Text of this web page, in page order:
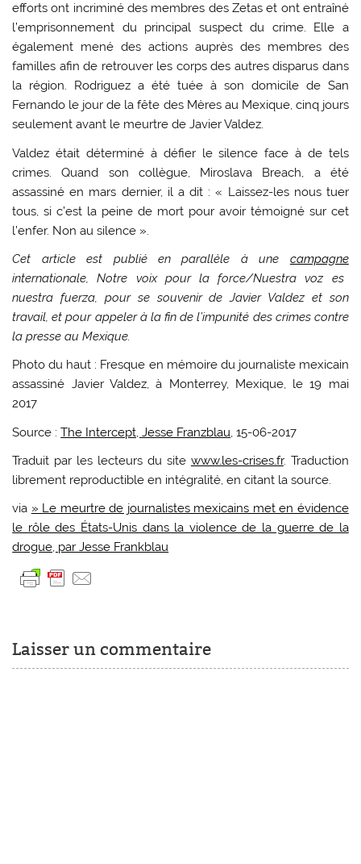
efforts ont incriminé des membres des Zetas et ont entraîné
l’emprisonnement du principal suspect du crime. Elle a
également mené des actions auprès des membres des
familles afin de retrouver les corps des autres disparus dans
la région. Rodriguez a été tuée à son domicile de San
Fernando le jour de la fête des Mères au Mexique, cinq jours
seulement avant le meurtre de Javier Valdez.
Valdez était déterminé à défier le silence face à de tels
crimes. Quand son collègue, Miroslava Breach, a été
assassiné en mars dernier, il a dit : « Laissez-les nous tuer
tous, si c’est la peine de mort pour avoir témoigné sur cet
l’enfer. Non au silence ».
Cet article est publié en parallèle à une campagne
internationale, Notre voix pour la force/Nuestra voz es
nuestra fuerza, pour se souvenir de Javier Valdez et son
travail, et pour appeler à la fin de l’impunité des crimes contre
la presse au Mexique.
Photo du haut : Fresque en mémoire du journaliste mexicain
assassiné Javier Valdez, à Monterrey, Mexique, le 19 mai
2017
Source :The Intercept, Jesse Franzblau, 15-06-2017
Traduit par les lecteurs du site www.les-crises.fr. Traduction
librement reproductible en intégralité, en citant la source.
via » Le meurtre de journalistes mexicains met en évidence
le rôle des États-Unis dans la violence de la guerre de la
drogue, par Jesse Frankblau
Laisser un commentaire